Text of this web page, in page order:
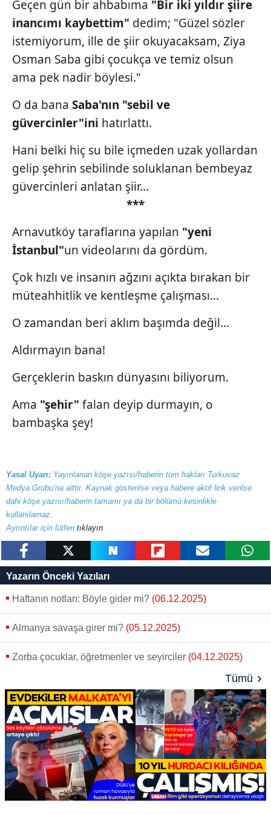
hazırlanmış Aydınlatma Metnimizi okumak ve sitemizde
ilgili mevzuata uygun olarak kullanılan çerezlerle ilgili bilgi
almak için lütfentıklayınız .
Geçen gün bir ahbabıma "Bir iki yıldır şiire
inancımı kaybettim" dedim; "Güzel sözler
istemiyorum, ille de şiir okuyacaksam, Ziya
Osman Saba gibi çocukça ve temiz olsun
ama pek nadir böylesi."
O da bana Saba'nın "sebil ve
güvercinler"ini hatırlattı.
Hani belki hiç su bile içmeden uzak yollardan
gelip şehrin sebilinde soluklanan bembeyaz
güvercinleri anlatan şiir...
***
Arnavutköy taraflarına yapılan "yeni
İstanbul"un videolarını da gördüm.
Çok hızlı ve insanın ağzını açıkta bırakan bir
müteahhitlik ve kentleşme çalışması...
O zamandan beri aklım başımda değil...
Aldırmayın bana!
Gerçeklerin baskın dünyasını biliyorum.
Ama "şehir" falan deyip durmayın, o
bambaşka şey!
Yasal Uyarı: Yayınlanan köşe yazısı/haberin tüm hakları Turkuvaz
Medya Grubu’na aittir. Kaynak gösterilse veya habere aktif link verilse
dahi köşe yazısı/haberin tamamı ya da bir bölümü kesinlikle
kullanılamaz.
Ayrıntılar için lütfen tıklayın.
Yazarın Önceki Yazıları
Haftanın notları: Böyle gider mi? (06.12.2025)
Almanya savaşa girer mi? (05.12.2025)
Zorba çocuklar, öğretmenler ve seyirciler (04.12.2025)
Tümü